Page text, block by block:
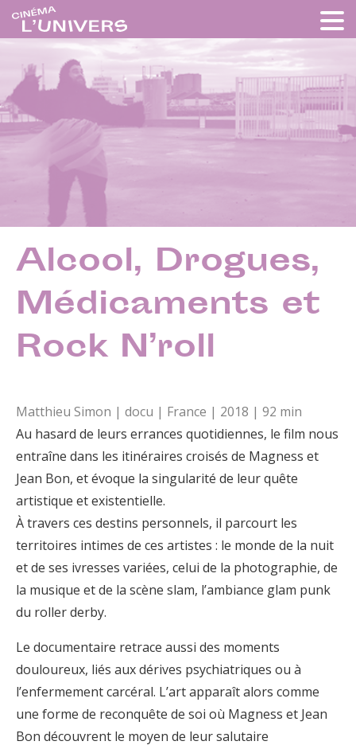
Alcool, Drogues,
Médicaments et
Rock N’roll
Matthieu Simon | docu | France | 2018 | 92 min
Au hasard de leurs errances quotidiennes, le film nous
entraîne dans les itinéraires croisés de Magness et
Jean Bon, et évoque la singularité de leur quête
artistique et existentielle.
À travers ces destins personnels, il parcourt les
territoires intimes de ces artistes : le monde de la nuit
et de ses ivresses variées, celui de la photographie, de
la musique et de la scène slam, l’ambiance glam punk
du roller derby.
Le documentaire retrace aussi des moments
douloureux, liés aux dérives psychiatriques ou à
l’enfermement carcéral. L’art apparaît alors comme
une forme de reconquête de soi où Magness et Jean
Bon découvrent le moyen de leur salutaire